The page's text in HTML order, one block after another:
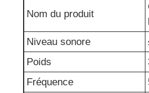
Nom du produit
Niveau sonore
Poids
Fréquence